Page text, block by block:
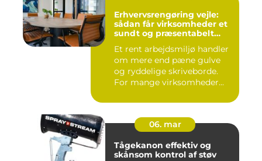
Erhvervsrengøring vejle:
sådan får virksomheder et
sundt og præsentabelt
Et rent arbejdsmiljø handler
om mere end pæne gulve
og ryddelige skriveborde.
For mange virksomheder...
06. mar
Tågekanon effektiv og
skånsom kontrol af støv